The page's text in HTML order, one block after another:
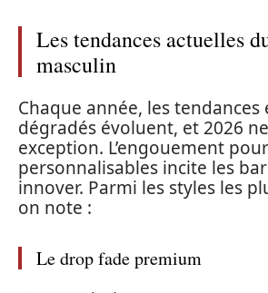
Les tendances actuelles
masculin
Chaque année, les
dégradés évoluent, et 2026
exception. L’engouement
personnalisables incite les
innover. Parmi les styles les
on note :
Le drop fade premium